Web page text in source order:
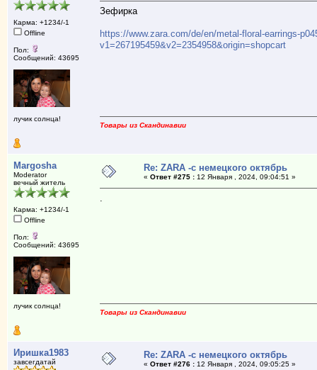
Карма: +1234/-1
Offline
Пол:
Сообщений: 43695
лучик солнца!
Зефирка
https://www.zara.com/de/en/metal-floral-earrings-
v1=267195459&v2=2354958&origin=shopcart
Товары из Скандинавии
Margosha
Moderator
вечный житель
Карма: +1234/-1
Offline
Пол:
Сообщений: 43695
лучик солнца!
Re: ZARA -с немецкого октябрь
« Ответ #275 :12 Января , 2024, 09:04:51 »
.
Товары из Скандинавии
Иришка1983
завсегдатай
Re: ZARA -с немецкого октябрь
« Ответ #276 :12 Января , 2024, 09:05:25 »